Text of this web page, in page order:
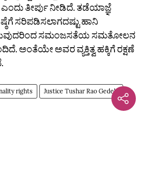
ಎಂದು ತೀರ್ಪು ನೀಡಿದೆ. ತಡೆಯಾಜ್ಞೆ
ಸರಿಪಡಿಸಲಾಗದಷ್ಟು ಹಾನಿ
ಸಮಂಜಸತೆಯ ಸಮತೋಲನ
ಅಂತೆಯೇ ಅವರ ವ್ಯಕ್ತಿತ್ವ ಹಕ್ಕಿಗೆ ರಕ್ಷಣೆ
rights Justice Tushar Rao Gedela